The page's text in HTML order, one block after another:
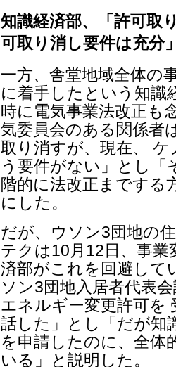
知識経済部、「許可取
可取り消し要件は充分
一方、舎堂地域全体の
に着手したという知識
時に電気事業法改正も
気委員会のある関係者
取り消すが、現在、
う要件がない」とし「
階的に法改正までする
にした。
だが、ウソン3団地の
テクは10月12日、事
済部がこれを回避して
ソン3団地入居者代表
エネルギー変更許可を
話した」とし「だが知
を申請したのに、全体
いる」と説明した。